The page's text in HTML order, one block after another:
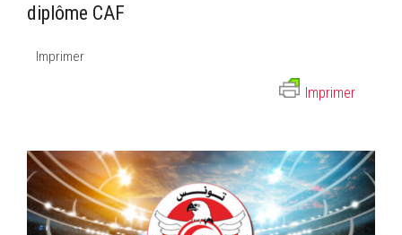
diplôme CAF
Imprimer
Imprimer